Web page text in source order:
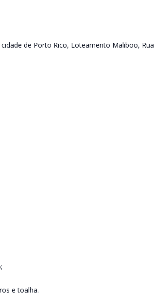
de Porto Rico, Loteamento Maliboo, Rua
e toalha.